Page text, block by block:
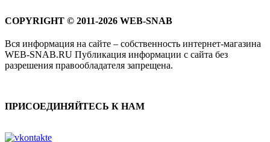
COPYRIGHT © 2011-2026 WEB-SNAB
Вся информация на сайте – собственность интернет-магазина
WEB-SNAB.RU Публикация информации с сайта без
разрешения правообладателя запрещена.
ПРИСОЕДИНЯЙТЕСЬ К НАМ